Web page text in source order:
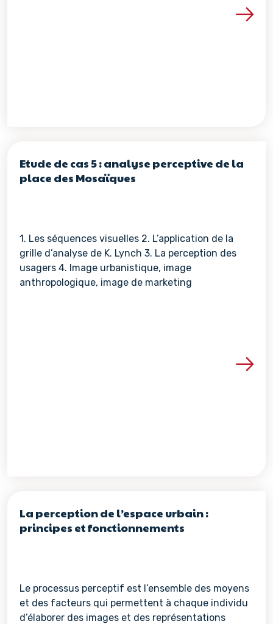
Voir les détails de la
Etude de cas 5 : analyse perceptive de la
place des Mosaïques
1. Les séquences visuelles 2. L’application de la
grille d’analyse de K. Lynch 3. La perception des
usagers 4. Image urbanistique, image
anthropologique, image de marketing
Voir les détails de la
La perception de l’espace urbain :
principes et fonctionnements
Le processus perceptif est l’ensemble des moyens
et des facteurs qui permettent à chaque individu
d’élaborer des images et des représentations